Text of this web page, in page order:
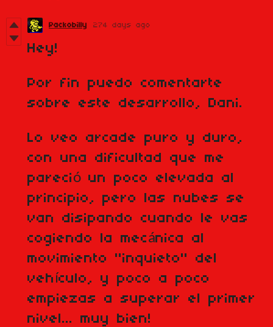
Packobilly 274 days ago
Hey!
Por fin puedo comentarte
sobre este desarrollo, Dani.
Lo veo arcade puro y duro,
con una dificultad que me
pareció un poco elevada al
principio, pero las nubes se
van disipando cuando le vas
cogiendo la mecánica al
movimiento "inquieto" del
vehículo, y poco a poco
empiezas a superar el primer
nivel... muy bien!